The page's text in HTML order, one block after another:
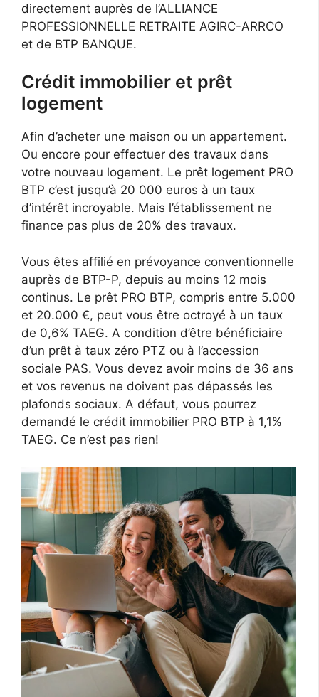
directement auprès de l’ALLIANCE
PROFESSIONNELLE RETRAITE AGIRC-ARRCO
et de BTP BANQUE.
Crédit immobilier et prêt
logement
Afin d’acheter une maison ou un appartement.
Ou encore pour effectuer des travaux dans
votre nouveau logement. Le prêt logement PRO
BTP c’est jusqu’à 20 000 euros à un taux
d’intérêt incroyable. Mais l’établissement ne
finance pas plus de 20% des travaux.
Vous êtes affilié en prévoyance conventionnelle
auprès de BTP-P, depuis au moins 12 mois
continus. Le prêt PRO BTP, compris entre 5.000
et 20.000 €, peut vous être octroyé à un taux
de 0,6% TAEG. A condition d’être bénéficiaire
d’un prêt à taux zéro PTZ ou à l’accession
sociale PAS. Vous devez avoir moins de 36 ans
et vos revenus ne doivent pas dépassés les
plafonds sociaux. A défaut, vous pourrez
demandé le crédit immobilier PRO BTP à 1,1%
TAEG. Ce n’est pas rien!